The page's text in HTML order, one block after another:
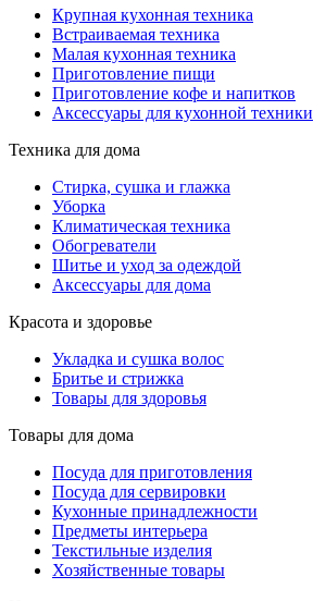
Крупная кухонная техника
Встраиваемая техника
Малая кухонная техника
Приготовление пищи
Приготовление кофе и напитков
Аксессуары для кухонной техники
Техника для дома
Стирка, сушка и глажка
Уборка
Климатическая техника
Обогреватели
Шитье и уход за одеждой
Аксессуары для дома
Красота и здоровье
Укладка и сушка волос
Бритье и стрижка
Товары для здоровья
Товары для дома
Посуда для приготовления
Посуда для сервировки
Кухонные принадлежности
Предметы интерьера
Текстильные изделия
Хозяйственные товары